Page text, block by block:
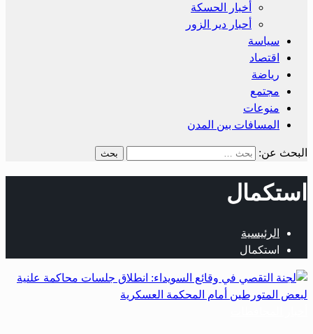
أخبار الحسكة
أحبار دير الزور
سياسة
اقتصاد
رياضة
مجتمع
منوعات
المسافات بين المدن
البحث عن:
استكمال
الرئيسية
استكمال